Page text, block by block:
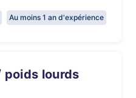
Au moins 1 an d'expérience